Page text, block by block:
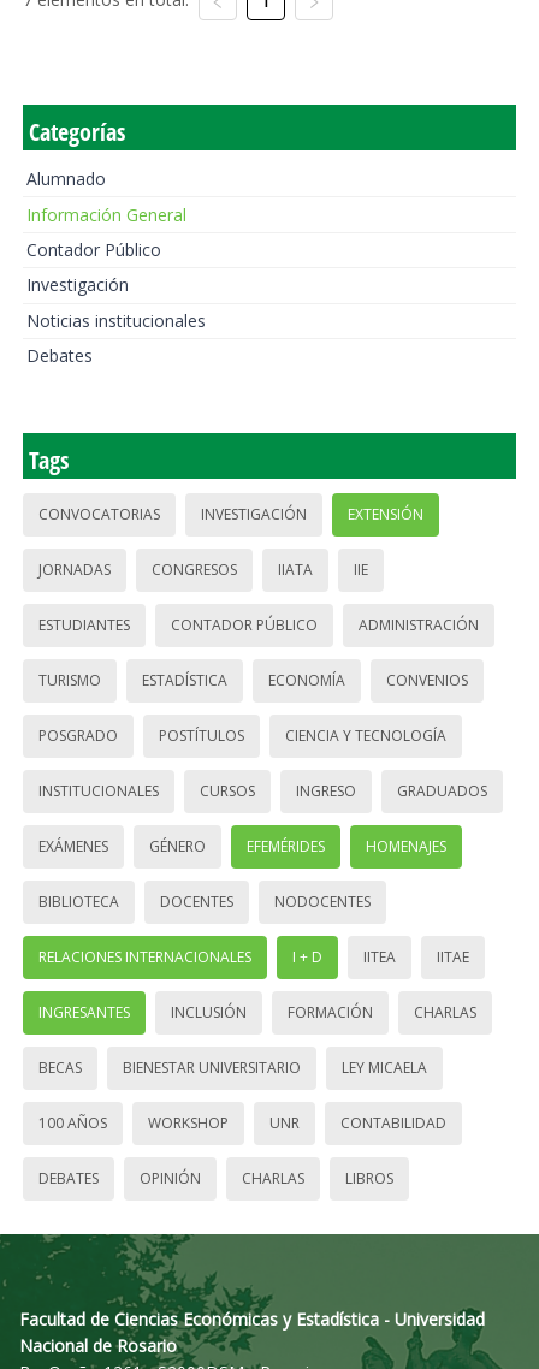
Categorías
Alumnado
Información General
Contador Público
Investigación
Noticias institucionales
Debates
Tags
CONVOCATORIAS INVESTIGACIÓN EXTENSIÓN
JORNADAS CONGRESOS IIATA IIE
ESTUDIANTES CONTADOR PÚBLICO ADMINISTRACIÓN
TURISMO ESTADÍSTICA ECONOMÍA CONVENIOS
POSGRADO POSTÍTULOS CIENCIA Y TECNOLOGÍA
INSTITUCIONALES CURSOS INGRESO GRADUADOS
EXÁMENES GÉNERO EFEMÉRIDES HOMENAJES
BIBLIOTECA DOCENTES NODOCENTES
RELACIONES INTERNACIONALES I + D IITEA IITAE
INGRESANTES INCLUSIÓN FORMACIÓN CHARLAS
BECAS BIENESTAR UNIVERSITARIO LEY MICAELA
100 AÑOS WORKSHOP UNR CONTABILIDAD
DEBATES OPINIÓN CHARLAS LIBROS
Facultad de Ciencias Económicas y Estadística - Universidad
Nacional de Rosario